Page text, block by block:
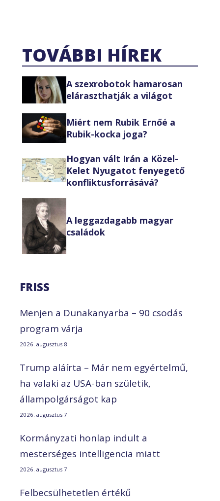
TOVÁBBI HÍREK
A szexrobotok hamarosan
eláraszthatják a világot
Miért nem Rubik Ernőé a
Rubik-kocka joga?
Hogyan vált Irán a Közel-
Kelet Nyugatot fenyegető
konfliktusforrásává?
A leggazdagabb magyar
családok
FRISS
Menjen a Dunakanyarba – 90 csodás
program várja
2026. augusztus 8.
Trump aláírta – Már nem egyértelmű,
ha valaki az USA-ban születik,
állampolgárságot kap
2026. augusztus 7.
Kormányzati honlap indult a
mesterséges intelligencia miatt
2026. augusztus 7.
Felbecsülhetetlen értékű